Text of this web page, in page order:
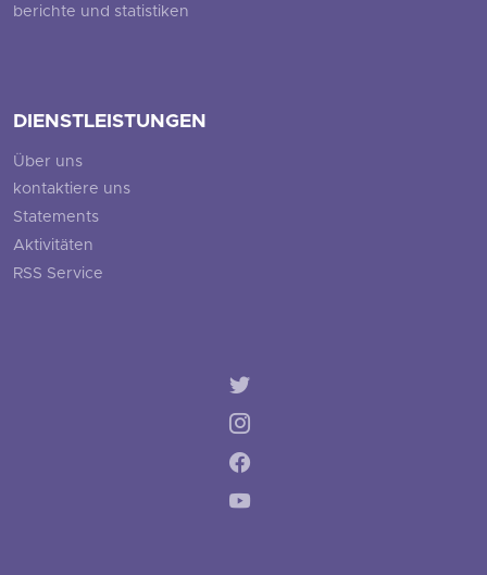
berichte und statistiken
DIENSTLEISTUNGEN
Über uns
kontaktiere uns
Statements
Aktivitäten
RSS Service